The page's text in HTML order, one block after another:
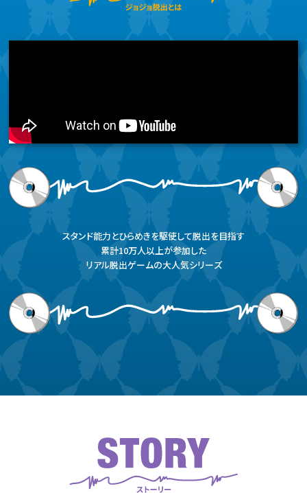
スタンド能力とひらめきを駆使して脱出を目指す
累計10万人以上が参加した
リアル脱出ゲームの大人気シリーズ